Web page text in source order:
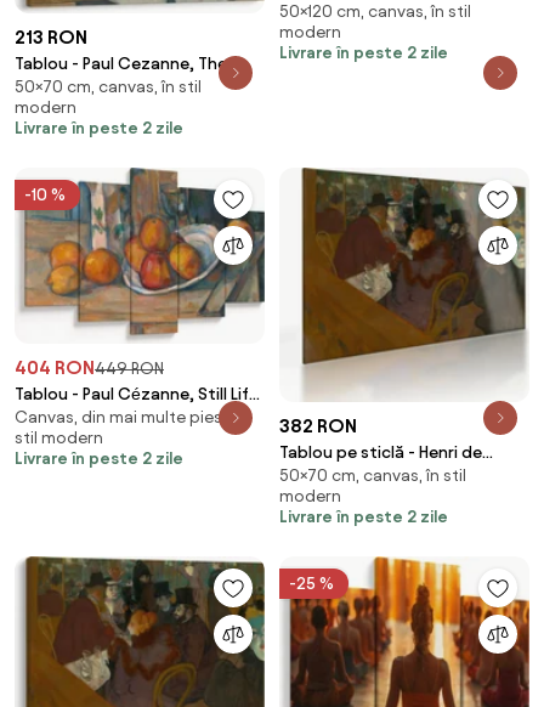
213 RON
Tablou - Paul Cezanne, The
Basket of Apples, reproducere
(70x50 cm)
50×70 cm, canvas, în stil
modern
Livrare în peste 2 zile
with Milk Jug and Fruit,
reproducere (120x50 cm)
50×120 cm, canvas, în stil
modern
Livrare în peste 2 zile
-10 %
404 RON449 RON
Tablou - Paul Cézanne, Still Life
with Milk Jug and Fruit,
reproducere (150x105 cm)
Canvas, din mai multe piese, în
stil modern
Livrare în peste 2 zile
382 RON
Tablou pe sticlă - Henri de
Toulouse-Lautrec, At the
Moulin Rouge, reproducere
(70x50 cm)
50×70 cm, canvas, în stil
modern
Livrare în peste 2 zile
-25 %